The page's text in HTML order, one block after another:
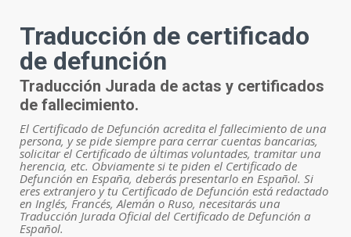
Traducción de certificado
de defunción
Traducción Jurada de actas y certificados
de fallecimiento.
El Certificado de Defunción acredita el fallecimiento de una
persona, y se pide siempre para cerrar cuentas bancarias,
solicitar el Certificado de últimas voluntades, tramitar una
herencia, etc. Obviamente si te piden el Certificado de
Defunción en España, deberás presentarlo en Español. Si
eres extranjero y tu Certificado de Defunción está redactado
en Inglés, Francés, Alemán o Ruso, necesitarás una
Traducción Jurada Oficial del Certificado de Defunción a
Español.